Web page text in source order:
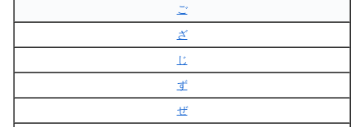
ご
ざ
じ
ず
ぜ